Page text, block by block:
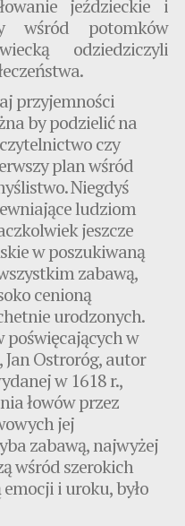
jeździeckie i
wśród potomków
odziedziczyli
przyjemności
by podzielić na
czy
plan wśród
Niegdyś
ludziom
jeszcze
w poszukiwaną
zabawą,
cenioną
urodzonych.
poświęcających w
Ostroróg, autor
w 1618 r.,
łowów przez
jej
zabawą, najwyżej
wśród szerokich
i uroku, było